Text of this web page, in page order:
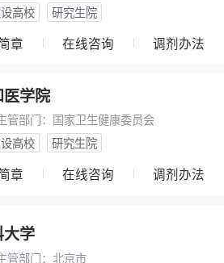
高校
研究生院
章 在线咨询 调剂办法
学院
管部门： 国家卫生健康委员会
高校
研究生院
章 在线咨询 调剂办法
学
管部门： 北京市